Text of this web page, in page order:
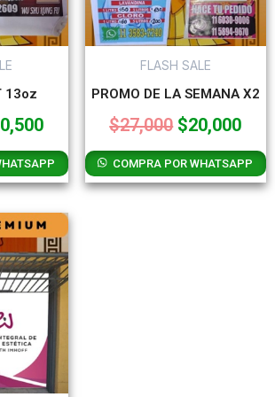
13oz
FLASH SALE
PROMO DE LA SEMANA X2
$27,000 $20,000
COMPRA POR WHATSAPP
El
precio
actual
es:
$24,500.